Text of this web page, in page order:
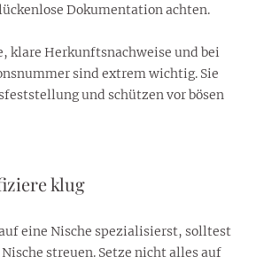
Dokumentation achten.
klare Herkunftsnachweise und bei
sind extrem wichtig. Sie
und schützen vor bösen
klug
eine Nische spezialisierst, solltest
streuen. Setze nicht alles auf